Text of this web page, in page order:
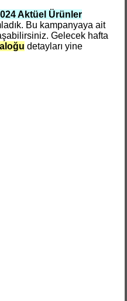
Aktüel Ürünler
Bu kampanyaya ait
Gelecek hafta
detayları yine